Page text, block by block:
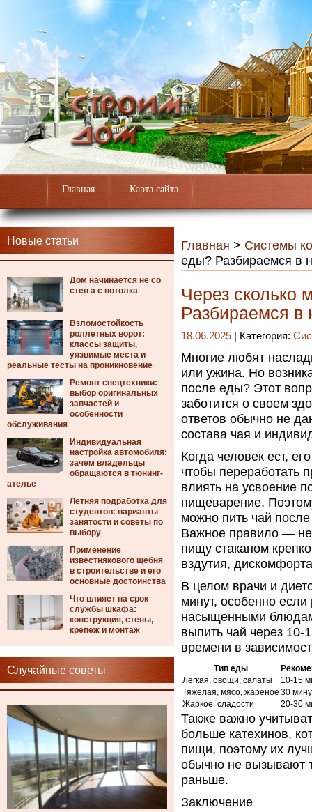
Главная Карта сайта
Новые статьи
Дом начинается не со
стен а с потолка
Взломостойкость
роллетных ворот:
классы защиты,
уязвимые места и
реальные тесты на проникновение
Ремонт спецтехники:
выбор оригинальных
запчастей и
особенности
обслуживания
Индивидуальная
настройка автомобиля:
зачем владельцы
обращаются в тюнинг-
ателье
Летняя подработка для
студентов: варианты
занятости и советы по
выбору
Применение
известнякового щебня
в строительстве и его
основные достоинства
Что влияет на срок
службы шкафа:
конструкция, стены,
крепеж и монтаж
Случайные советы
Главная > Системы
еды? Разбираемся в
Через сколько
Разбираемся в
18.06.2025 | Категория:
Многие любят
или ужина. Но
после еды? Этот
заботится о своем
ответов обычно не
состава чая и
Когда человек ест,
чтобы переработать
влиять на усвоение
пищеварение.
можно пить чай
Важное правило — не
пищу стаканом
вздутия,
В целом врачи и
минут, особенно
насыщенными
выпить чай через 10-
времени в
Тип еды
Легкая, овощи, салаты
10-15
Тяжелая, мясо, жареное 30
Жаркое, сладости
20-30
Также важно
больше катехинов,
пищи, поэтому их
обычно не вызывают
раньше.
Заключение